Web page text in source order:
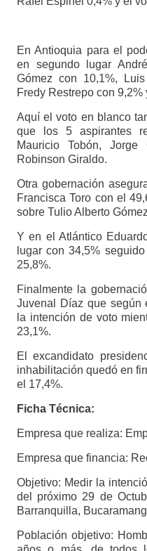
En Antioquia para el
en segundo lugar
Gómez con 10,1%,
Fredy Restrepo con
Aquí el voto en blanco
que los 5 aspirantes
Mauricio Tobón,
Robinson Giraldo.
Otra gobernación
Francisca Toro con el
sobre Tulio Alberto
Y en el Atlántico
lugar con 34,5%
25,8%.
Finalmente la
Juvenal Díaz que según
la intención de voto
23,1%.
El excandidato
inhabilitación quedó en
el 17,4%.
Ficha Técnica:
Empresa que realiza:
Empresa que financia:
Objetivo: Medir la
del próximo 29 de
Barranquilla,
Población objetivo: